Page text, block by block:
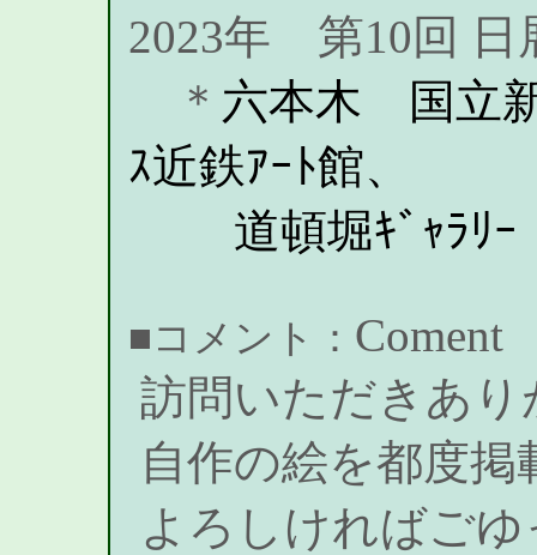
2023年 第10回
＊ 六本木 国立
ｽ近鉄ｱｰﾄ館、
道頓堀ｷﾞｬﾗﾘｰ
■コメント： Coment
訪問いただきあ
自作の絵を都度
よろしければご